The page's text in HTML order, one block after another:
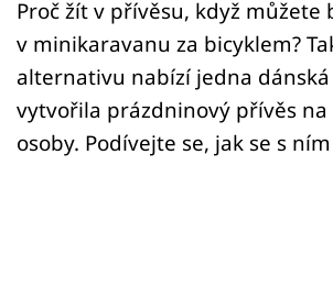
Proč žít v přívěsu, když můžete
v minikaravanu za bicyklem?
alternativu nabízí jedna
vytvořila prázdninový přívěs
osoby. Podívejte se, jak se s